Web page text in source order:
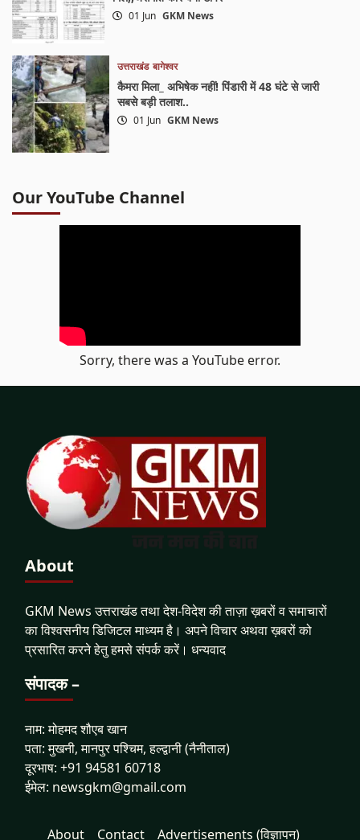
01 Jun GKM News
उत्तराखंड बागेश्वर
कैमरा मिला_ अभिषेक नहीं! पिंडारी में 48 घंटे से जारी
सबसे बड़ी तलाश..
01 Jun GKM News
Our YouTube Channel
Sorry, there was a YouTube error.
About
GKM News उत्तराखंड तथा देश-विदेश की ताज़ा ख़बरों व समाचारों
का विश्वसनीय डिजिटल माध्यम है। अपने विचार अथवा ख़बरों को
प्रसारित करने हेतु हमसे संपर्क करें। धन्यवाद
संपादक –
नाम: मोहमद शौएब खान
पता: मुखनी, मानपुर पश्चिम, हल्द्वानी (नैनीताल)
दूरभाष: +91 94581 60718
ईमेल: newsgkm@gmail.com
About Contact Advertisements (विज्ञापन)